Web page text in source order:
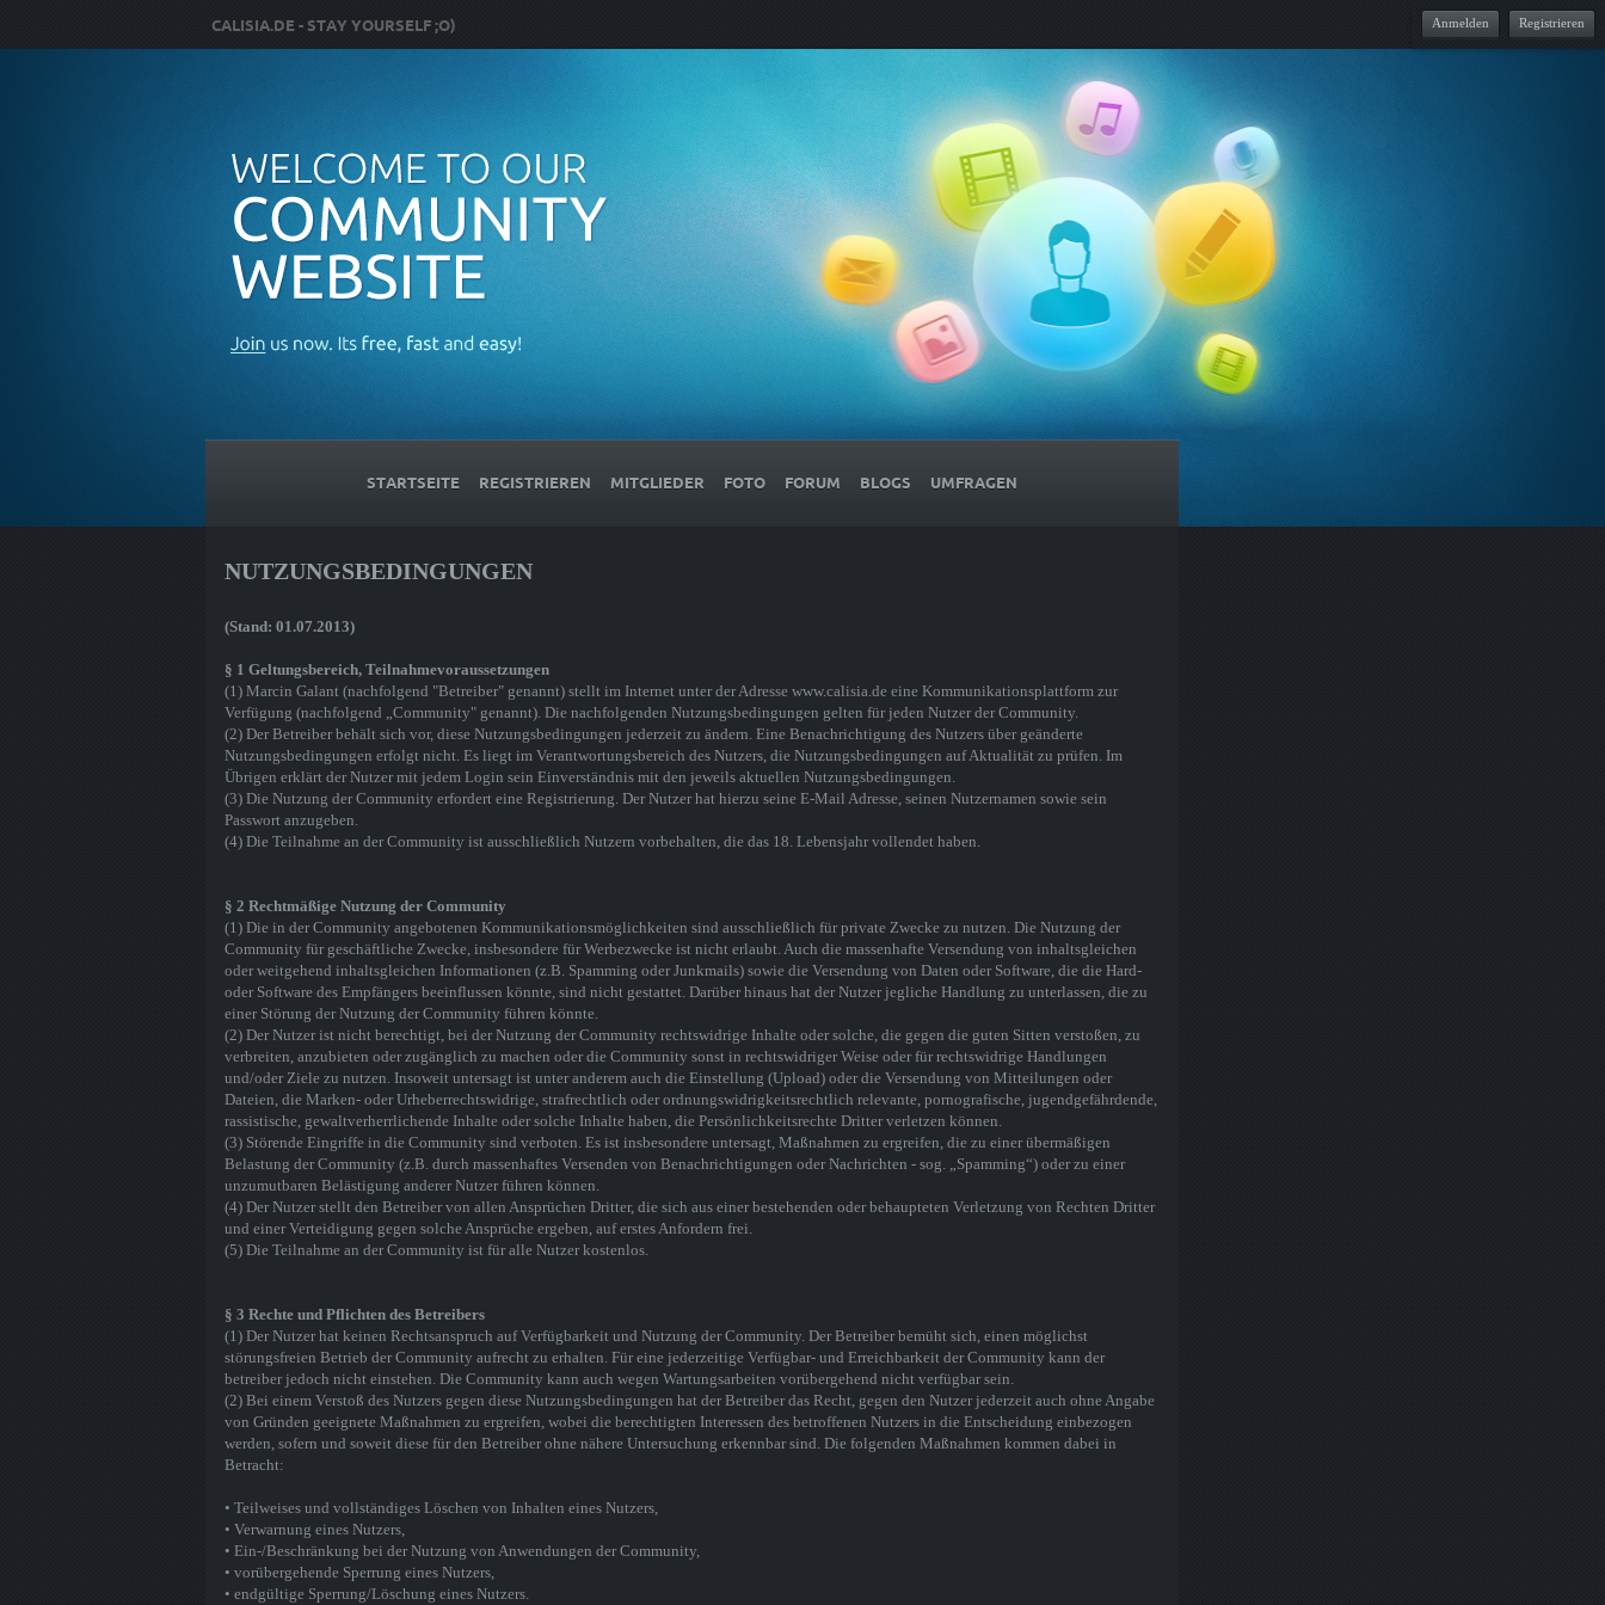
Anmelden Registrieren
CALISIA.DE - STAY YOURSELF ;O)
STARTSEITE REGISTRIEREN MITGLIEDER FOTO FORUM BLOGS UMFRAGEN
NUTZUNGSBEDINGUNGEN
(Stand: 01.07.2013)
§ 1 Geltungsbereich, Teilnahmevoraussetzungen
(1) Marcin Galant (nachfolgend "Betreiber" genannt) stellt im Internet unter der Adresse www.calisia.de eine Kommunikationsplattform zur
Verfügung (nachfolgend „Community" genannt). Die nachfolgenden Nutzungsbedingungen gelten für jeden Nutzer der Community.
(2) Der Betreiber behält sich vor, diese Nutzungsbedingungen jederzeit zu ändern. Eine Benachrichtigung des Nutzers über geänderte
Nutzungsbedingungen erfolgt nicht. Es liegt im Verantwortungsbereich des Nutzers, die Nutzungsbedingungen auf Aktualität zu prüfen. Im
Übrigen erklärt der Nutzer mit jedem Login sein Einverständnis mit den jeweils aktuellen Nutzungsbedingungen.
(3) Die Nutzung der Community erfordert eine Registrierung. Der Nutzer hat hierzu seine E-Mail Adresse, seinen Nutzernamen sowie sein
Passwort anzugeben.
(4) Die Teilnahme an der Community ist ausschließlich Nutzern vorbehalten, die das 18. Lebensjahr vollendet haben.
§ 2 Rechtmäßige Nutzung der Community
(1) Die in der Community angebotenen Kommunikationsmöglichkeiten sind ausschließlich für private Zwecke zu nutzen. Die Nutzung der
Community für geschäftliche Zwecke, insbesondere für Werbezwecke ist nicht erlaubt. Auch die massenhafte Versendung von inhaltsgleichen
oder weitgehend inhaltsgleichen Informationen (z.B. Spamming oder Junkmails) sowie die Versendung von Daten oder Software, die die Hard-
oder Software des Empfängers beeinflussen könnte, sind nicht gestattet. Darüber hinaus hat der Nutzer jegliche Handlung zu unterlassen, die zu
einer Störung der Nutzung der Community führen könnte.
(2) Der Nutzer ist nicht berechtigt, bei der Nutzung der Community rechtswidrige Inhalte oder solche, die gegen die guten Sitten verstoßen, zu
verbreiten, anzubieten oder zugänglich zu machen oder die Community sonst in rechtswidriger Weise oder für rechtswidrige Handlungen
und/oder Ziele zu nutzen. Insoweit untersagt ist unter anderem auch die Einstellung (Upload) oder die Versendung von Mitteilungen oder
Dateien, die Marken- oder Urheberrechtswidrige, strafrechtlich oder ordnungswidrigkeitsrechtlich relevante, pornografische, jugendgefährdende,
rassistische, gewaltverherrlichende Inhalte oder solche Inhalte haben, die Persönlichkeitsrechte Dritter verletzen können.
(3) Störende Eingriffe in die Community sind verboten. Es ist insbesondere untersagt, Maßnahmen zu ergreifen, die zu einer übermäßigen
Belastung der Community (z.B. durch massenhaftes Versenden von Benachrichtigungen oder Nachrichten - sog. „Spamming“) oder zu einer
unzumutbaren Belästigung anderer Nutzer führen können.
(4) Der Nutzer stellt den Betreiber von allen Ansprüchen Dritter, die sich aus einer bestehenden oder behaupteten Verletzung von Rechten Dritter
und einer Verteidigung gegen solche Ansprüche ergeben, auf erstes Anfordern frei.
(5) Die Teilnahme an der Community ist für alle Nutzer kostenlos.
§ 3 Rechte und Pflichten des Betreibers
(1) Der Nutzer hat keinen Rechtsanspruch auf Verfügbarkeit und Nutzung der Community. Der Betreiber bemüht sich, einen möglichst
störungsfreien Betrieb der Community aufrecht zu erhalten. Für eine jederzeitige Verfügbar- und Erreichbarkeit der Community kann der
betreiber jedoch nicht einstehen. Die Community kann auch wegen Wartungsarbeiten vorübergehend nicht verfügbar sein.
(2) Bei einem Verstoß des Nutzers gegen diese Nutzungsbedingungen hat der Betreiber das Recht, gegen den Nutzer jederzeit auch ohne Angabe
von Gründen geeignete Maßnahmen zu ergreifen, wobei die berechtigten Interessen des betroffenen Nutzers in die Entscheidung einbezogen
werden, sofern und soweit diese für den Betreiber ohne nähere Untersuchung erkennbar sind. Die folgenden Maßnahmen kommen dabei in
Betracht:
• Teilweises und vollständiges Löschen von Inhalten eines Nutzers,
• Verwarnung eines Nutzers,
• Ein-/Beschränkung bei der Nutzung von Anwendungen der Community,
• vorübergehende Sperrung eines Nutzers,
• endgültige Sperrung/Löschung eines Nutzers.